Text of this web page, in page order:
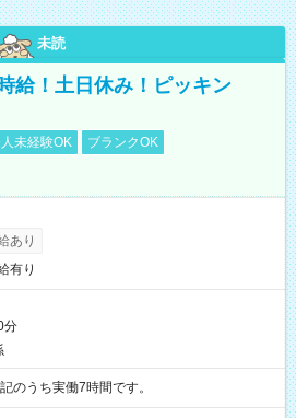
未読
給！土日休み！ピッキン
未経験OK
ブランクOK
あり
有り
分
※表記のうち実働7時間です。